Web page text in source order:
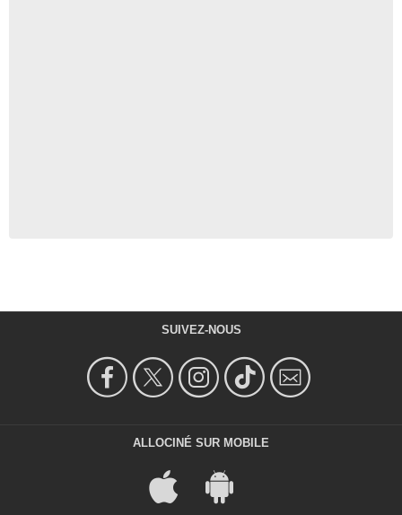
SUIVEZ-NOUS
ALLOCINÉ SUR MOBILE